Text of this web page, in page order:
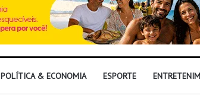
POLÍTICA & ECONOMIA ESPORTE